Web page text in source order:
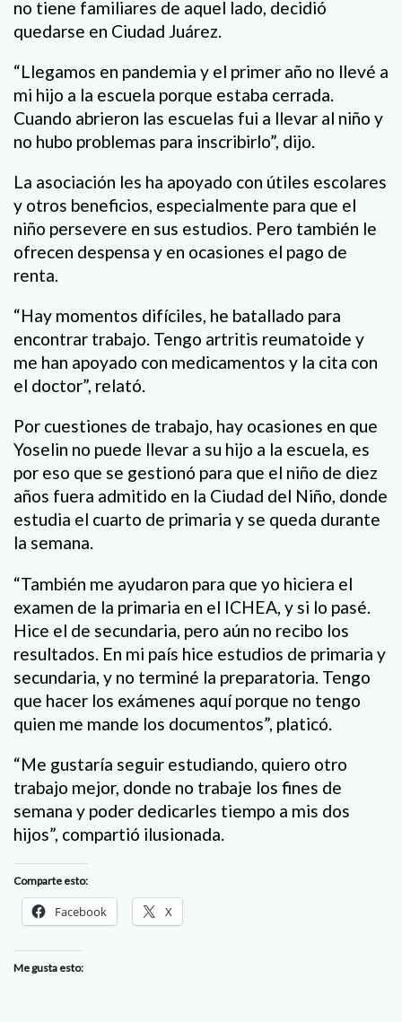
no tiene familiares de aquel lado, decidió
quedarse en Ciudad Juárez.
“Llegamos en pandemia y el primer año no llevé a
mi hijo a la escuela porque estaba cerrada.
Cuando abrieron las escuelas fui a llevar al niño y
no hubo problemas para inscribirlo”, dijo.
La asociación les ha apoyado con útiles escolares
y otros beneficios, especialmente para que el
niño persevere en sus estudios. Pero también le
ofrecen despensa y en ocasiones el pago de
renta.
“Hay momentos difíciles, he batallado para
encontrar trabajo. Tengo artritis reumatoide y
me han apoyado con medicamentos y la cita con
el doctor”, relató.
Por cuestiones de trabajo, hay ocasiones en que
Yoselin no puede llevar a su hijo a la escuela, es
por eso que se gestionó para que el niño de diez
años fuera admitido en la Ciudad del Niño, donde
estudia el cuarto de primaria y se queda durante
la semana.
“También me ayudaron para que yo hiciera el
examen de la primaria en el ICHEA, y si lo pasé.
Hice el de secundaria, pero aún no recibo los
resultados. En mi país hice estudios de primaria y
secundaria, y no terminé la preparatoria. Tengo
que hacer los exámenes aquí porque no tengo
quien me mande los documentos”, platicó.
“Me gustaría seguir estudiando, quiero otro
trabajo mejor, donde no trabaje los fines de
semana y poder dedicarles tiempo a mis dos
hijos”, compartió ilusionada.
Comparte esto:
Facebook X
Me gusta esto: